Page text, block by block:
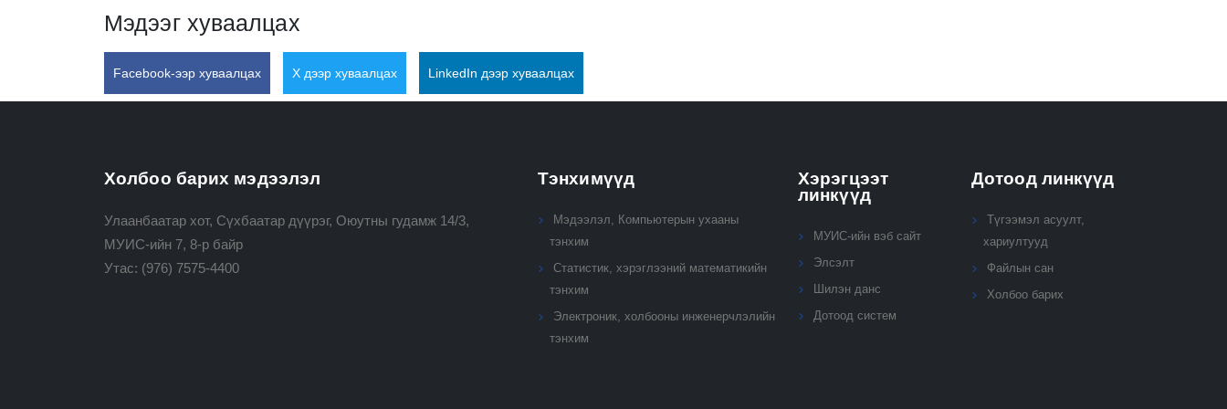
Мэдээг хуваалцах
Facebook-ээр хуваалцах X дээр хуваалцах LinkedIn дээр хуваалцах
Холбоо барих мэдээлэл
Улаанбаатар хот, Сүхбаатар дүүрэг, Оюутны гудамж 14/3,
МУИС-ийн 7, 8-р байр
Утас: (976) 7575-4400
Тэнхимүүд
Мэдээлэл, Компьютерын ухааны
тэнхим
Статистик, хэрэглээний математикийн
тэнхим
Электроник, холбооны инженерчлэлийн
тэнхим
Хэрэгцээт
линкүүд
МУИС-ийн вэб сайт
Элсэлт
Шилэн данс
Дотоод систем
Дотоод линкүүд
Түгээмэл асуулт,
хариултууд
Файлын сан
Холбоо барих